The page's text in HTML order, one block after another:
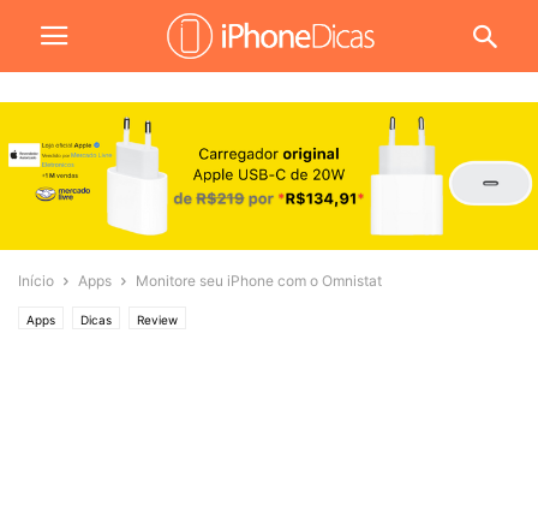
Início Apps Monitore seu iPhone com o Omnistat
Apps Dicas Review